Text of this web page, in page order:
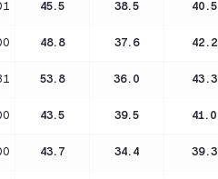
45.5 38.5 40.5
48.8 37.6 42.2
53.8 36.0 43.3
43.5 39.5 41.0
43.7 34.4 39.3